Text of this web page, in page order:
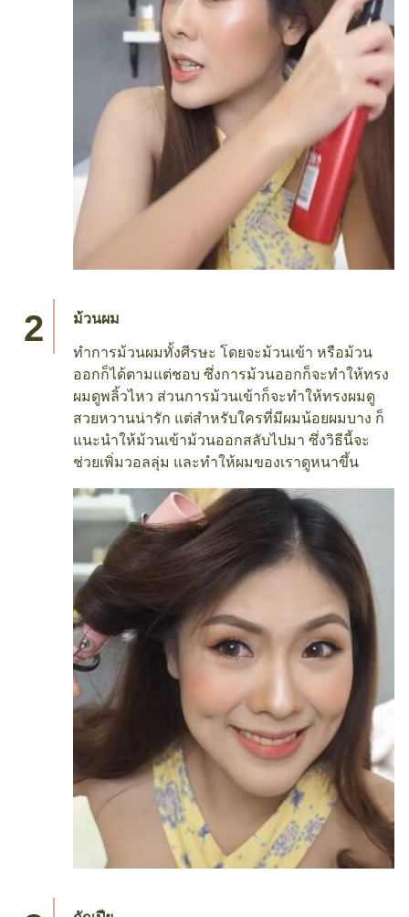
ม้วนผม
ทำการม้วนผมทั้งศีรษะ โดยจะม้วนเข้า หรือม้วน
ออกก็ได้ตามแต่ชอบ ซึ่งการม้วนออกก็จะทำให้ทรง
ผมดูพลิ้วไหว ส่วนการม้วนเข้าก็จะทำให้ทรงผมดู
สวยหวานน่ารัก แต่สำหรับใครที่มีผมน้อยผมบาง ก็
แนะนำให้ม้วนเข้าม้วนออกสลับไปมา ซึ่งวิธีนี้จะ
ช่วยเพิ่มวอลลุ่ม และทำให้ผมของเราดูหนาขึ้น